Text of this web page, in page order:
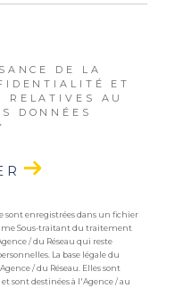
DE LA
ET
RELATIVES AU
DONNÉES
sont enregistrées dans un fichier
Sous-traitant du traitement
/ du Réseau qui reste
La base légale du
/ du Réseau. Elles sont
sont destinées à l'Agence / au